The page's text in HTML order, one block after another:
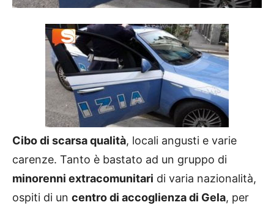
Cibo di scarsa qualità, locali angusti e varie
carenze. Tanto è bastato ad un gruppo di
minorenni extracomunitari di varia nazionalità,
ospiti di un centro di accoglienza di Gela, per